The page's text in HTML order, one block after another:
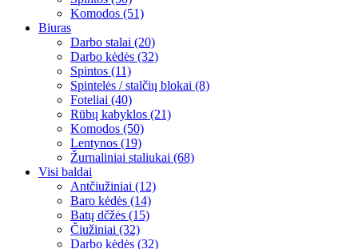
Komodos (51)
Biuras
Darbo stalai (20)
Darbo kėdės (32)
Spintos (11)
Spintelės / stalčių blokai (8)
Foteliai (40)
Rūbų kabyklos (21)
Komodos (50)
Lentynos (19)
Žurnaliniai staliukai (68)
Visi baldai
Antčiužiniai (12)
Baro kėdės (14)
Batų dčžės (15)
Čiužiniai (32)
Darbo kėdės (32)